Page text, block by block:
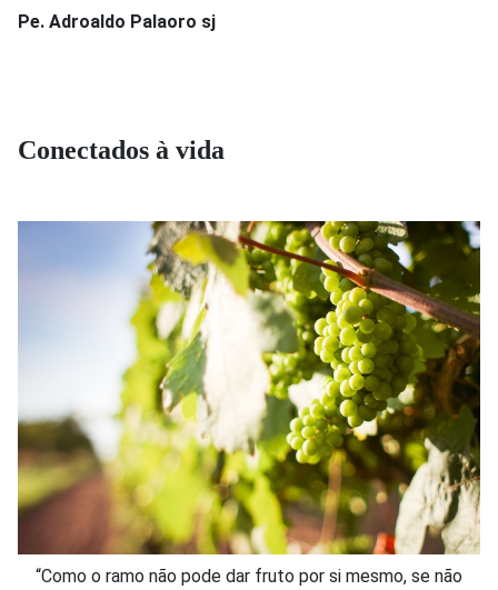
Pe. Adroaldo Palaoro sj
Conectados à vida
“Como o ramo não pode dar fruto por si mesmo, se não